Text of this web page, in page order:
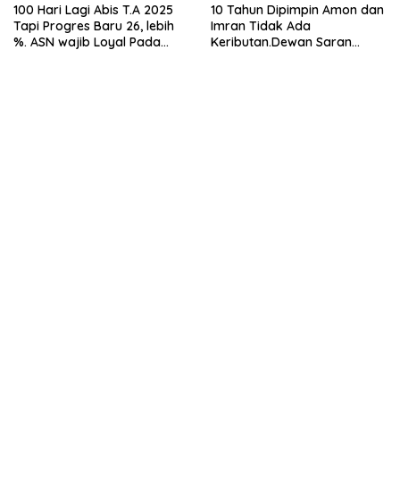
100 Hari Lagi Abis T.A 2025
Tapi Progres Baru 26, lebih
%. ASN wajib Loyal Pada
10 Tahun Dipimpin Amon dan
Imran Tidak Ada
Keributan.Dewan Saran